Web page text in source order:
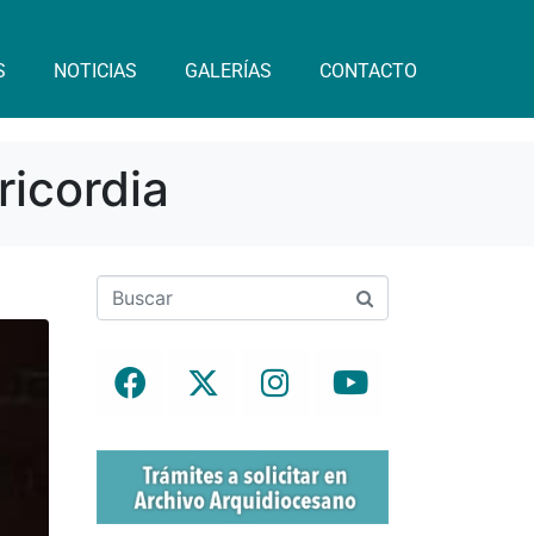
NOTICIAS GALERÍAS CONTACTO